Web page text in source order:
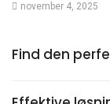
november 4, 2025
Find den